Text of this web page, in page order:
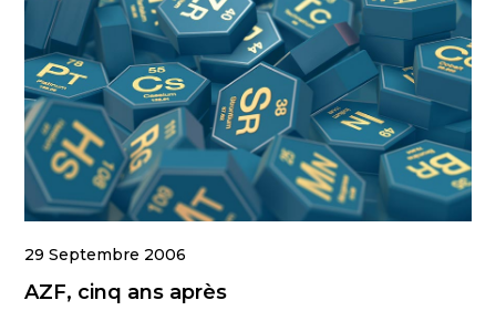
29 Septembre 2006
AZF, cinq ans après